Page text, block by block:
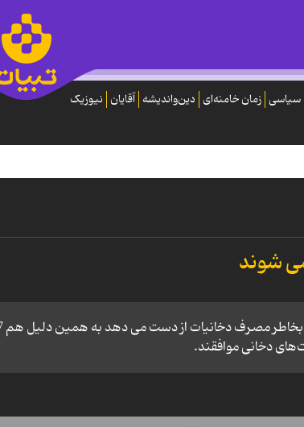
سیاسی زمان خامنه‌ای دین‌واندیشه آقایان نیوزیک
شوند
دخانی موافقند.